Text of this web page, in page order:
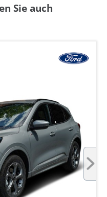
Sie auch